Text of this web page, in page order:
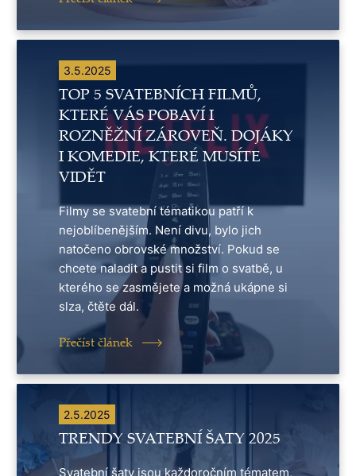
3.5.2025
TOP 5 SVATEBNÍCH FILMŮ,
KTERÉ VÁS POBAVÍ I
ROZNĚŽNÍ ZÁROVEŇ. DOJÁKY
I KOMEDIE, KTERÉ MUSÍTE
VIDĚT
Filmy se svatební tématikou patří k
nejoblíbenějším. Není divu, bylo jich
natočeno obrovské množství. Pokud se
chcete naladit a pustit si film o svatbě, u
kterého se zasmějete a možná ukápne si
slza, čtěte dál.
Přečíst článek
2.5.2025
TRENDY SVATEBNÍ ŠATY 2025
Svatební šaty jsou každoročním tématem,